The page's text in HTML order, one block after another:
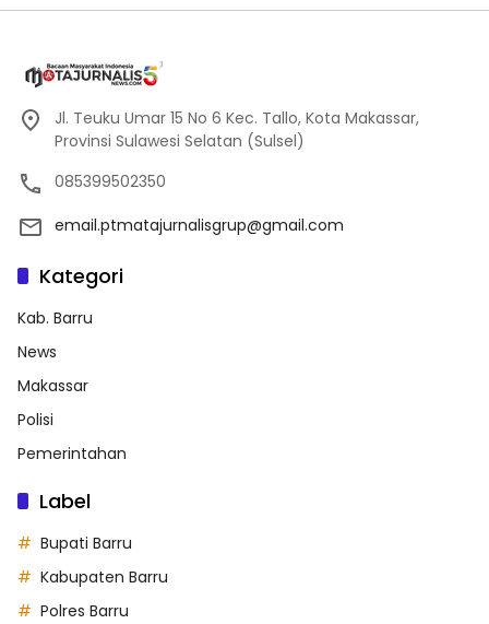
Jl. Teuku Umar 15 No 6 Kec. Tallo, Kota Makassar,
Provinsi Sulawesi Selatan (Sulsel)
085399502350
email.ptmatajurnalisgrup@gmail.com
Kategori
Kab. Barru
News
Makassar
Polisi
Pemerintahan
Label
Bupati Barru
Kabupaten Barru
Polres Barru